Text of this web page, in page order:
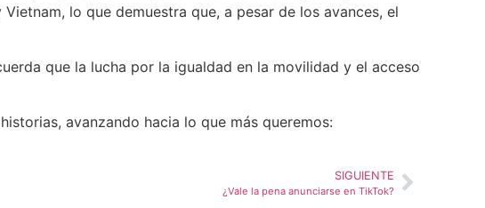
lo que demuestra que, a pesar de los avances, el
que la lucha por la igualdad en la movilidad y el acceso
avanzando hacia lo que más queremos:
SIGUIENTE
¿Vale la pena anunciarse en TikTok?